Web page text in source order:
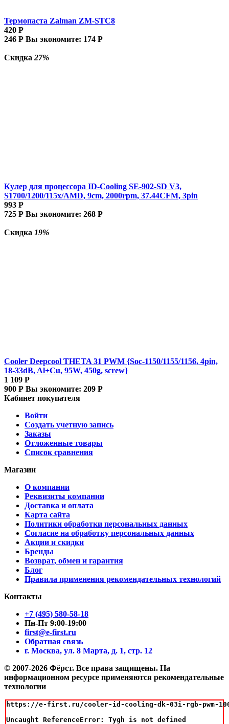
Термопаста Zalman ZM-STC8
420 Р
246 Р Вы экономите: 174 Р
Скидка 27%
Кулер для процессора ID-Cooling SE-902-SD V3,
S1700/1200/115x/AMD, 9cm, 2000rpm, 37.44CFM, 3pin
993 Р
725 Р Вы экономите: 268 Р
Скидка 19%
Cooler Deepcool THETA 31 PWM {Soc-1150/1155/1156, 4pin,
18-33dB, Al+Cu, 95W, 450g, screw}
1 109 Р
900 Р Вы экономите: 209 Р
Кабинет покупателя
Войти
Создать учетную запись
Заказы
Отложенные товары
Список сравнения
Магазин
О компании
Реквизиты компании
Доставка и оплата
Карта сайта
Политики обработки персональных данных
Согласие на обработку персональных данных
Акции и скидки
Бренды
Возврат, обмен и гарантия
Блог
Правила применения рекомендательных технологий
Контакты
+7 (495) 580-58-18
Пн-Пт 9:00-19:00
first@e-first.ru
Обратная связь
г. Москва, ул. 8 Марта, д. 1, стр. 12
© 2007-2026 Фёрст. Все права защищены. На
информационном ресурсе применяются рекомендательные
технологии
https://e-first.ru/cooler-id-cooling-dk-03i-rgb-pwm-
Uncaught ReferenceError: Tygh is not defined